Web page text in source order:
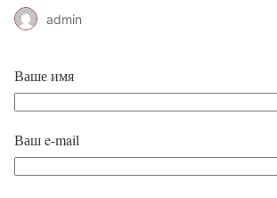
admin
Ваше имя
Ваш e-mail